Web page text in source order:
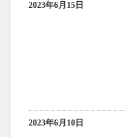
2023年6月15日
2023年6月10日